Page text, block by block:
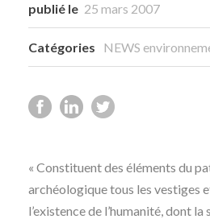
publié le 25 mars 2007
Catégories NEWS
« Constituent des éléments du
archéologique tous les vestiges
l’existence de l’humanité, dont la